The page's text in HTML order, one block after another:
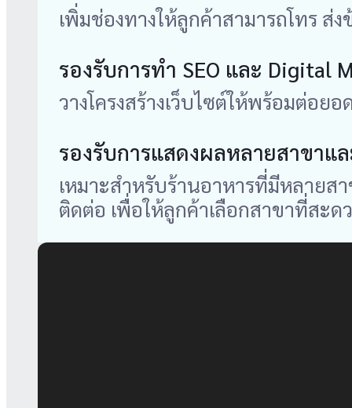
เพิ่มช่องทางให้ลูกค้าสามารถโทร ส่
รองรับการทำ SEO และ Digital
วางโครงสร้างเว็บไซต์ให้พร้อมต่อย
รองรับการแสดงผลหลายสาขา
เหมาะสำหรับร้านอาหารที่มีหลายส
ติดต่อ เพื่อให้ลูกค้าเลือกสาขาที่สะด